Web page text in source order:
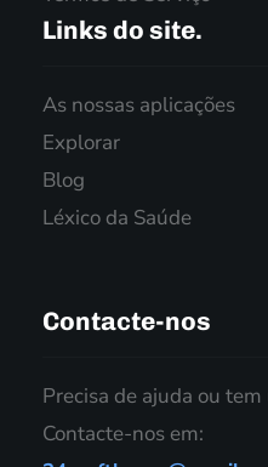
Links do site.
As nossas aplicações
Explorar
Blog
Léxico da Saúde
Contacte-nos
Precisa de ajuda ou
Contacte-nos em: